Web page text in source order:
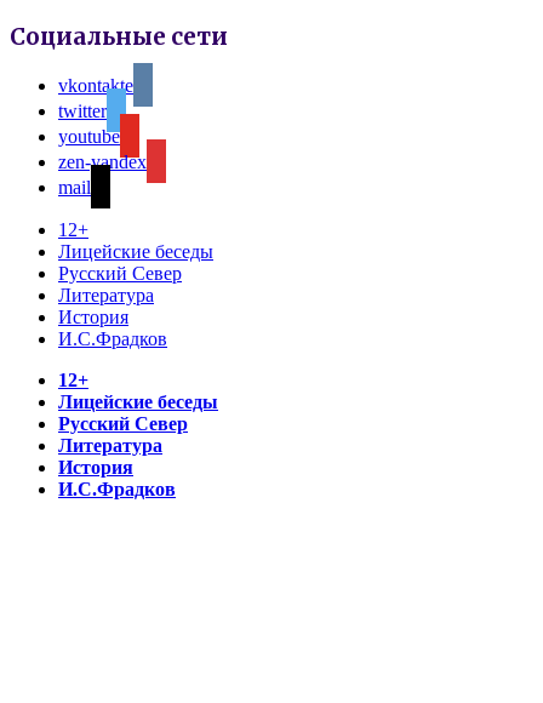
Социальные сети
vkontakte
twitter
youtube
zen-yandex
mail
12+
Лицейские беседы
Русский Север
Литература
История
И.С.Фрадков
12+
Лицейские беседы
Русский Север
Литература
История
И.С.Фрадков